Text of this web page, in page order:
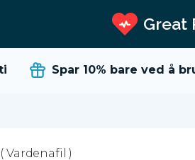
Great
Spar 10% bare ved å
( Vardenafil )